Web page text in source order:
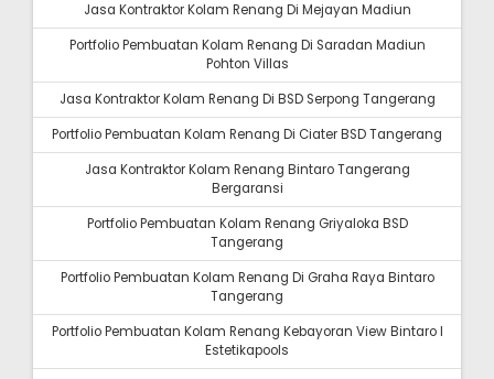
Jasa Kontraktor Kolam Renang Di Mejayan Madiun
Portfolio Pembuatan Kolam Renang Di Saradan Madiun
Pohton Villas
Jasa Kontraktor Kolam Renang Di BSD Serpong Tangerang
Portfolio Pembuatan Kolam Renang Di Ciater BSD Tangerang
Jasa Kontraktor Kolam Renang Bintaro Tangerang
Bergaransi
Portfolio Pembuatan Kolam Renang Griyaloka BSD
Tangerang
Portfolio Pembuatan Kolam Renang Di Graha Raya Bintaro
Tangerang
Portfolio Pembuatan Kolam Renang Kebayoran View Bintaro I
Estetikapools